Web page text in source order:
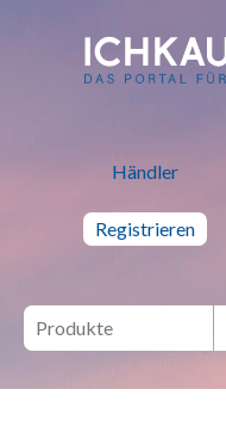
ich kauf
Händler
Registrieren